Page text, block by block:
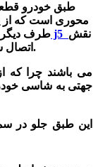
طبق خودرو
محوری است که از
طرف دیگر طبق جلو جک j5 نقش
اتصال شاسی به قطعات سیستم تعلیق را بر عهده دارد.
جهتی به شاسی
این طبق جلو در